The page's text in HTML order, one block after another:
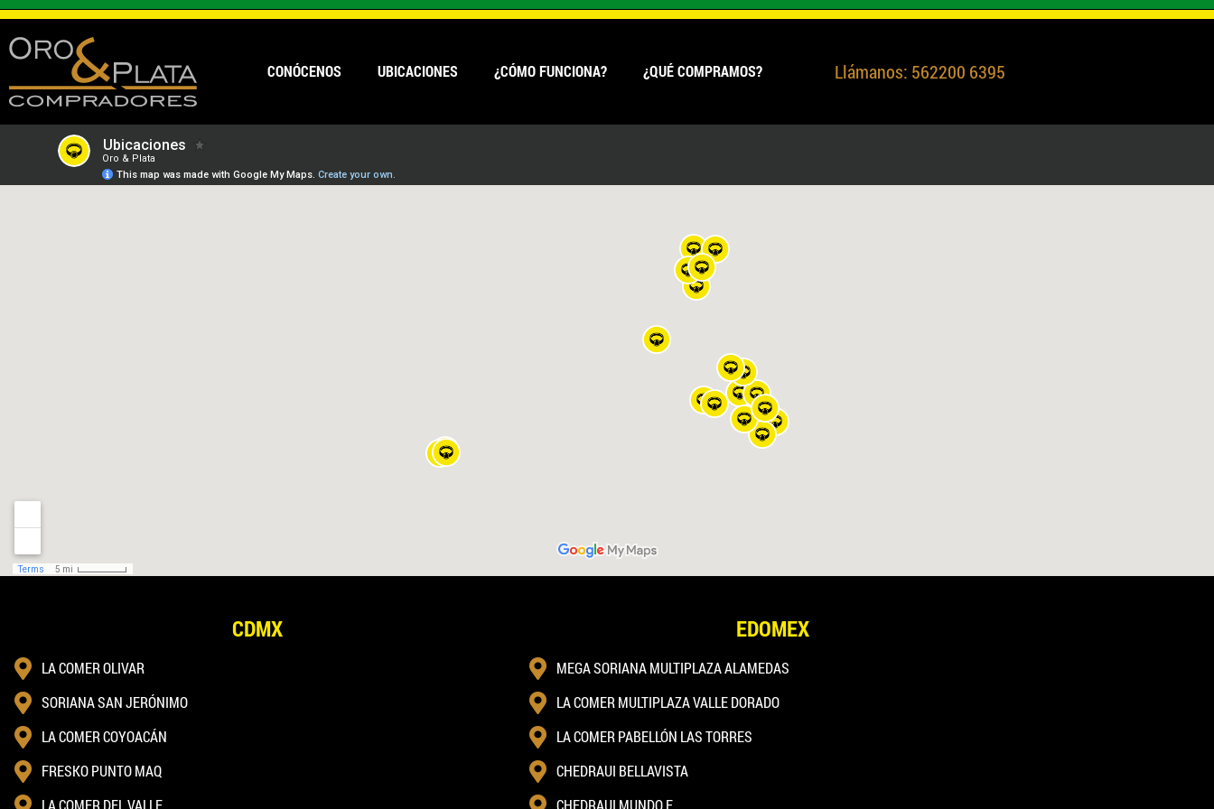
CONÓCENOS UBICACIONES ¿CÓMO FUNCIONA? ¿QUÉ COMPRAMOS? Llámanos: 562200 6395
CDMX
LA COMER OLIVAR
SORIANA SAN JERÓNIMO
LA COMER COYOACÁN
FRESKO PUNTO MAQ
EDOMEX
MEGA SORIANA MULTIPLAZA ALAMEDAS
LA COMER MULTIPLAZA VALLE DORADO
LA COMER PABELLÓN LAS TORRES
CHEDRAUI BELLAVISTA